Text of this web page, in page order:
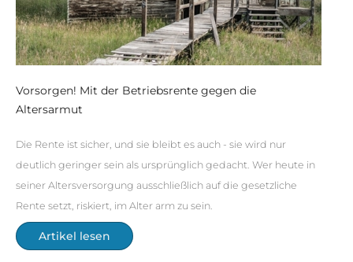
Vorsorgen! Mit der Betriebsrente gegen die
Altersarmut
Die Rente ist sicher, und sie bleibt es auch - sie wird nur
deutlich geringer sein als ursprünglich gedacht. Wer heute in
seiner Altersversorgung ausschließlich auf die gesetzliche
Rente setzt, riskiert, im Alter arm zu sein.
Artikel lesen